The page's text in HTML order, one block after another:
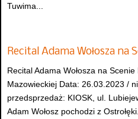
Tuwima...
Recital Adama Wołosza na
Recital Adama Wołosza na Scenie
Mazowieckiej Data: 26.03.2023 /
przedsprzedaż: KIOSK, ul.
Adam Wołosz pochodzi z